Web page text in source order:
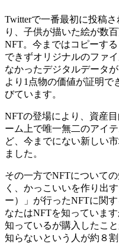
Twitterで一番最初に投稿
り、子供が描いた絵が数
NFT。今まではコピーす
できずオリジナルのファ
なかったデジタルデータ
より1点物の価値が証明で
びています。
NFTの登場により、資産
ーム上で唯一無二のアイ
ど、今までにない新しい
ました。
その一方でNFTについて
く、かっこいいを作り出
ー）」が行ったNFTに関
なたはNFTを知っていま
知っているが購入したこ
知らないという人が約８